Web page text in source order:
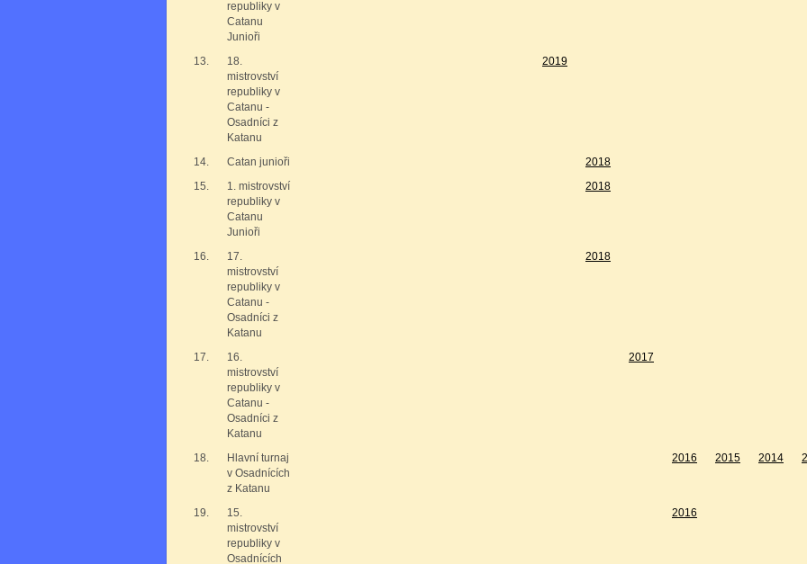
republiky v
Catanu
Junioři
13.
18.
mistrovství
republiky v
Catanu -
Osadníci z
Katanu
2019
14. Catan junioři
2018
15.
1. mistrovství
republiky v
Catanu
Junioři
2018
16.
17.
mistrovství
republiky v
Catanu -
Osadníci z
Katanu
2018
17.
16.
mistrovství
republiky v
Catanu -
Osadníci z
Katanu
2017
18.
Hlavní turnaj
v Osadnících
z Katanu
2016 2015 2014
19.
15.
mistrovství
republiky v
Osadnících
2016